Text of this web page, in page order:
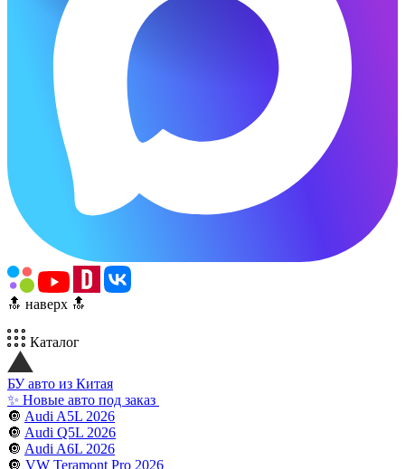
🔝 наверх 🔝
Каталог
БУ авто из Китая
✨ Новые авто под заказ
🔘 Audi A5L 2026
🔘 Audi Q5L 2026
🔘 Audi A6L 2026
🔘 VW Teramont Pro 2026